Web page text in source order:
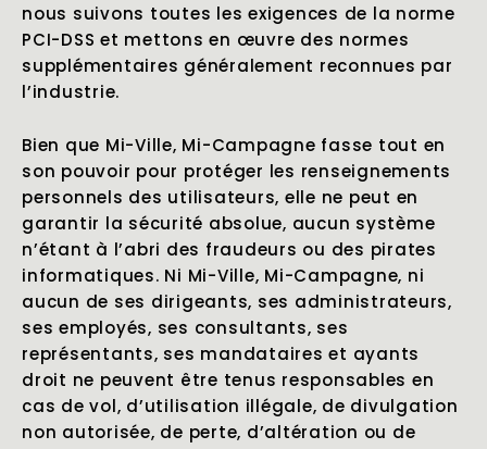
nous suivons toutes les exigences de la norme
PCI-DSS et mettons en œuvre des normes
supplémentaires généralement reconnues par
l’industrie.
Bien que Mi-Ville, Mi-Campagne fasse tout en
son pouvoir pour protéger les renseignements
personnels des utilisateurs, elle ne peut en
garantir la sécurité absolue, aucun système
n’étant à l’abri des fraudeurs ou des pirates
informatiques. Ni Mi-Ville, Mi-Campagne, ni
aucun de ses dirigeants, ses administrateurs,
ses employés, ses consultants, ses
représentants, ses mandataires et ayants
droit ne peuvent être tenus responsables en
cas de vol, d’utilisation illégale, de divulgation
non autorisée, de perte, d’altération ou de